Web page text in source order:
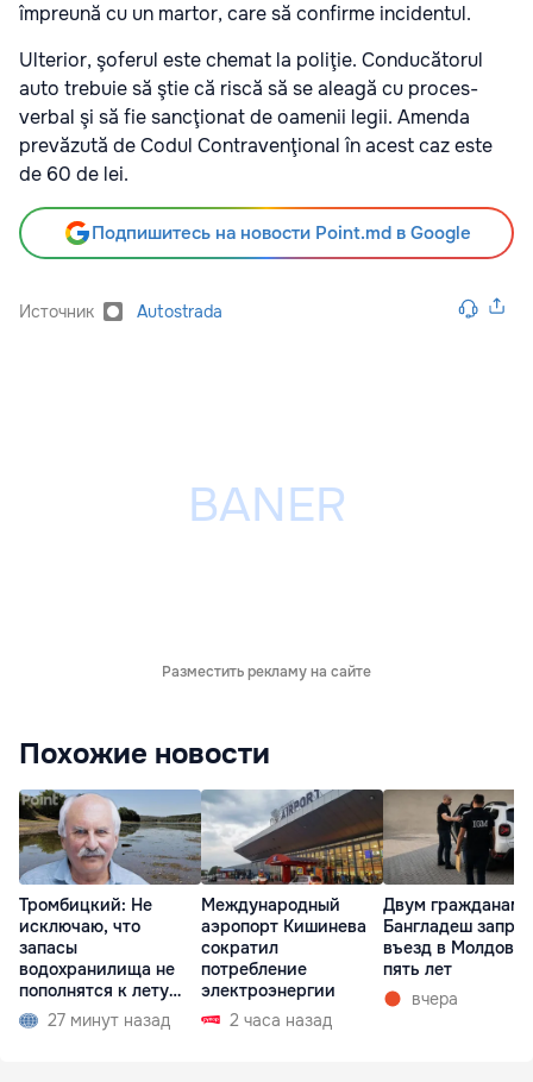
împreună cu un martor, care să confirme incidentul.
Ulterior, şoferul este chemat la poliţie. Conducătorul
auto trebuie să ştie că riscă să se aleagă cu proces-
verbal şi să fie sancţionat de oamenii legii. Amenda
prevăzută de Codul Contravenţional în acest caz este
de 60 de lei.
Подпишитесь на новости Point.md в Google
Источник Autostrada
Разместить рекламу на сайте
Похожие новости
Тромбицкий: Не
исключаю, что
запасы
водохранилища не
пополнятся к лету
2027 года
27 минут назад
Международный
аэропорт Кишинева
сократил
потребление
электроэнергии
2 часа назад
Двум гражданам
Бангладеш
въезд в Молдову
пять лет
вчера